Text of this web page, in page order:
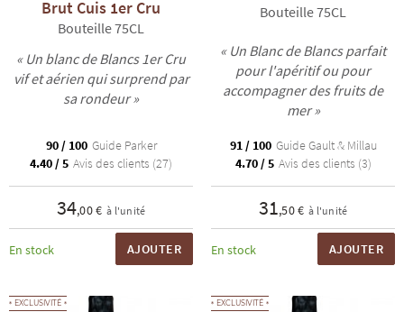
Brut Cuis 1er Cru
Bouteille 75CL
« Un blanc de Blancs 1er Cru
vif et aérien qui surprend par
sa rondeur »
90 / 100 Guide Parker
4.40 / 5 Avis des clients (27)
34,00 € à l'unité
En stock AJOUTER
Bouteille 75CL
« Un Blanc de Blancs parfait
pour l'apéritif ou pour
accompagner des fruits de
mer »
91 / 100 Guide Gault & Millau
4.70 / 5 Avis des clients (3)
31,50 € à l'unité
En stock AJOUTER
EXCLUSIVITÉ EXCLUSIVITÉ